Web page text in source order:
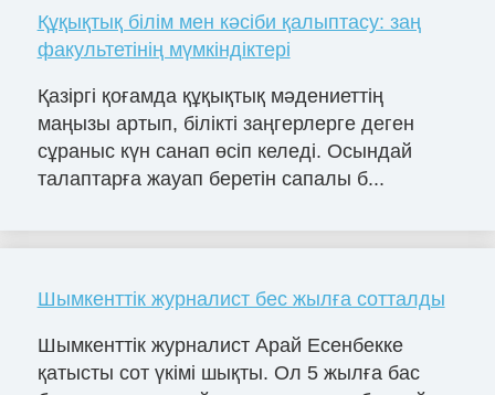
Құқықтық білім мен кәсіби қалыптасу: заң
факультетінің мүмкіндіктері
Қазіргі қоғамда құқықтық мәдениеттің
маңызы артып, білікті заңгерлерге деген
сұраныс күн санап өсіп келеді. Осындай
талаптарға жауап беретін сапалы б...
Шымкенттік журналист бес жылға сотталды
Шымкенттік журналист Арай Есенбекке
қатысты сот үкімі шықты. Ол 5 жылға бас